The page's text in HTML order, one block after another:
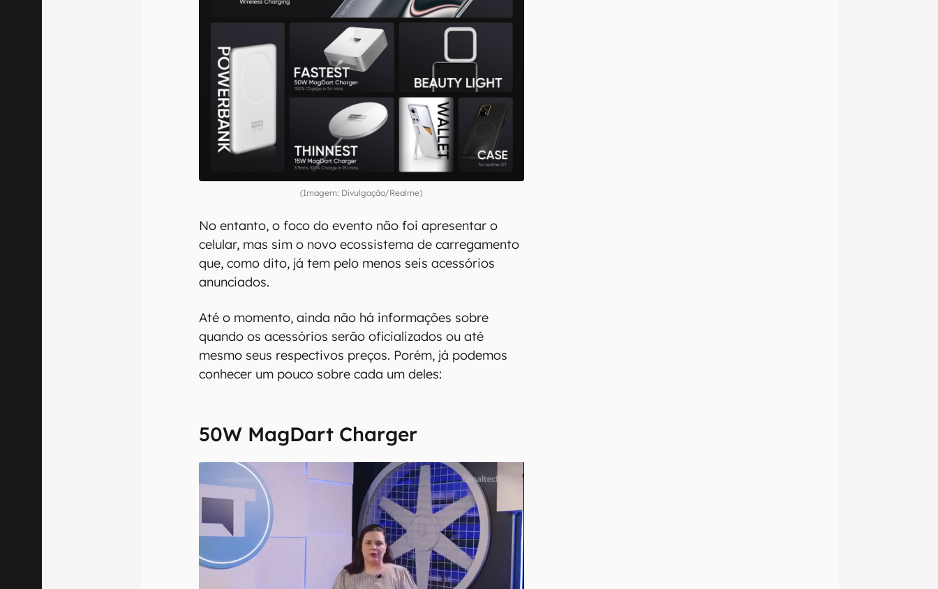
(Imagem: Divulgação/Realme)
No entanto, o foco do evento não foi apresentar o
celular, mas sim o novo ecossistema de carregamento
que, como dito, já tem pelo menos seis acessórios
anunciados.
Até o momento, ainda não há informações sobre
quando os acessórios serão oficializados ou até
mesmo seus respectivos preços. Porém, já podemos
conhecer um pouco sobre cada um deles:
50W MagDart Charger